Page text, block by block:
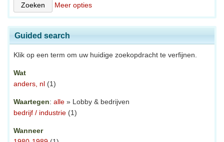
Meer opties
Guided search
Klik op een term om uw huidige zoekopdracht te verfijnen.
Wat
anders, nl (1)
Waartegen: alle » Lobby & bedrijven
bedrijf / industrie (1)
Wanneer